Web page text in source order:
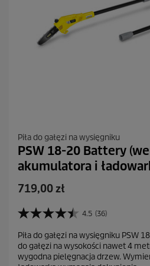
Piła do gałęzi na wysięgniku
PSW 18-20 Battery
akumulatora i
A
t
a
l
719,00 zł
4.5 (36)
4
5
n
a
Piła do gałęzi na wysięgniku PSW
do gałęzi na wysokości nawet 4
wygodna pielęgnacja drzew.